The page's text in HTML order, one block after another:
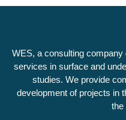
WES, a consulting
services in surface and
studies. We provide
development of projects in
the